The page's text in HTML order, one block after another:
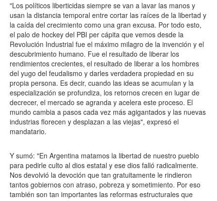
"Los políticos liberticidas siempre se van a lavar las manos y
usan la distancia temporal entre cortar las raíces de la libertad y
la caída del crecimiento como una gran excusa. Por todo esto,
el palo de hockey del PBI per cápita que vemos desde la
Revolución Industrial fue el máximo milagro de la invención y el
descubrimiento humano. Fue el resultado de liberar los
rendimientos crecientes, el resultado de liberar a los hombres
del yugo del feudalismo y darles verdadera propiedad en su
propia persona. Es decir, cuando las ideas se acumulan y la
especialización se profundiza, los retornos crecen en lugar de
decrecer, el mercado se agranda y acelera este proceso. El
mundo cambia a pasos cada vez más agigantados y las nuevas
industrias florecen y desplazan a las viejas", expresó el
mandatario.
Y sumó: "En Argentina matamos la libertad de nuestro pueblo
para pedirle culto al dios estatal y ese dios falló radicalmente.
Nos devolvió la devoción que tan gratuitamente le rindieron
tantos gobiernos con atraso, pobreza y sometimiento. Por eso
también son tan importantes las reformas estructurales que